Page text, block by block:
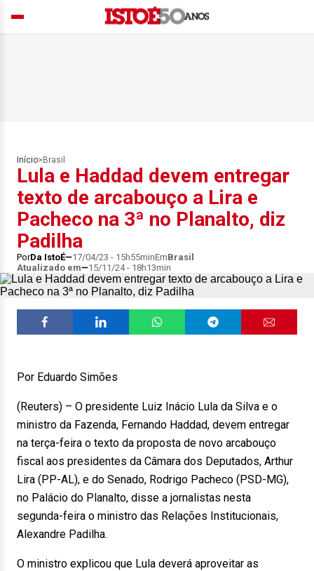
Início> Brasil
Lula e Haddad devem entregar
texto de arcabouço a Lira e
Pacheco na 3ª no Planalto, diz
Padilha
PorDa IstoÉ 17/04/23 - 15h55minEmBrasil
Atualizado em
15/11/24 - 18h13min
Por Eduardo Simões
(Reuters) – O presidente Luiz Inácio Lula da Silva e o
ministro da Fazenda, Fernando Haddad, devem entregar
na terça-feira o texto da proposta de novo arcabouço
fiscal aos presidentes da Câmara dos Deputados, Arthur
Lira (PP-AL), e do Senado, Rodrigo Pacheco (PSD-MG),
no Palácio do Planalto, disse a jornalistas nesta
segunda-feira o ministro das Relações Institucionais,
Alexandre Padilha.
O ministro explicou que Lula deverá aproveitar as